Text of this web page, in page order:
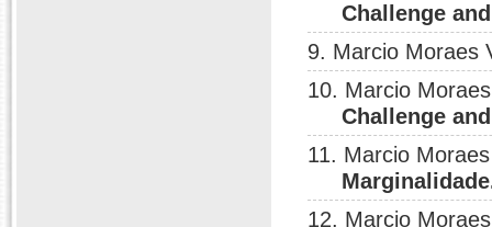
Challenge
9. Marcio Moraes
10. Marcio
Challenge
11. Marcio
12. Marcio